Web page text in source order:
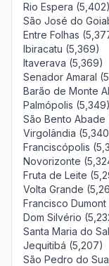
Rio Espera (5,402)
São José do
Entre Folhas
Ibiracatu (5,369)
Itaverava (5,369)
Senador Amaral
Barão de Monte
Palmópolis (5,349)
São Bento Abade
Virgolândia
Franciscópolis
Novorizonte
Fruta de Leite
Volta Grande
Francisco Dumont
Dom Silvério
Santa Maria do
Jequitibá (5,207)
São Pedro do